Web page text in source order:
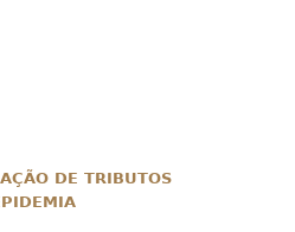
DE TRIBUTOS